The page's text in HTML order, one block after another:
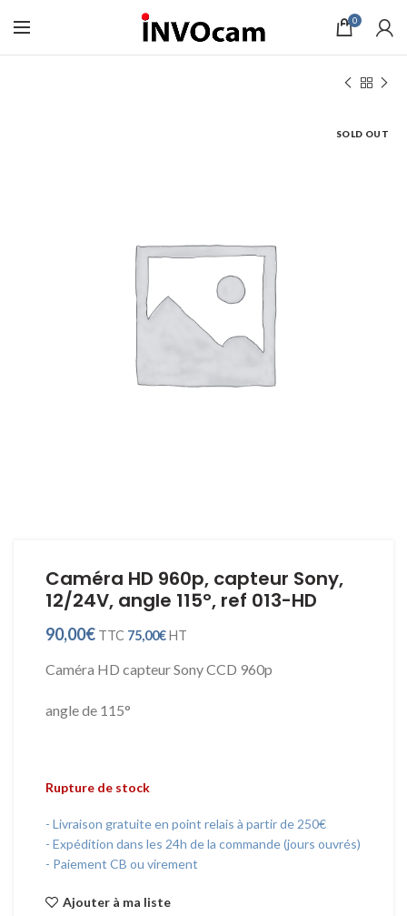
0
SOLD OUT
Caméra HD 960p, capteur Sony,
12/24V, angle 115°, ref 013-HD
90,00€ TTC 75,00€HT
Caméra HD capteur Sony CCD 960p
angle de 115°
Rupture de stock
- Livraison gratuite en point relais à partir de 250€
- Expédition dans les 24h de la commande (jours ouvrés)
- Paiement CB ou virement
Ajouter à ma liste